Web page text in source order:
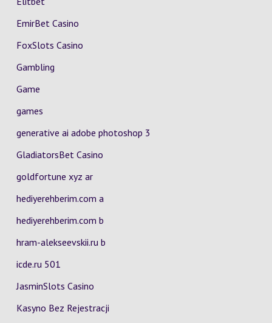
EmirBet Casino
FoxSlots Casino
Gambling
Game
games
generative ai adobe photoshop 3
GladiatorsBet Casino
goldfortune xyz ar
hediyerehberim.com a
hediyerehberim.com b
hram-alekseevskii.ru b
icde.ru 501
JasminSlots Casino
Kasyno Bez Rejestracji